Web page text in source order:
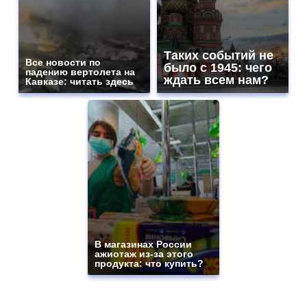
Все новости по
падению вертолета на
Кавказе: читать здесь
Таких событий не
было с 1945: чего
ждать всем нам?
В магазинах России
ажиотаж из-за этого
продукта: что купить?